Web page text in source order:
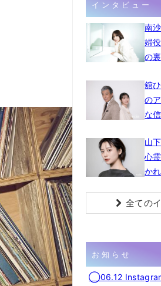
インタビュー
南
婦
の
舘
の
な
山
心
か
全ての
お知らせ
◯06.12